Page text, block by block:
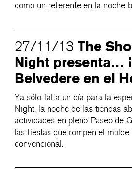
Blog
ENG / ESP / DEU / FRA / CAT
como un referente en la noche
27/11/13 The
Night presenta…
Belvedere en el
Ya sólo falta un día para la
Night, la noche de las tiendas
actividades en pleno Paseo de
las fiestas que rompen el molde
convencional.